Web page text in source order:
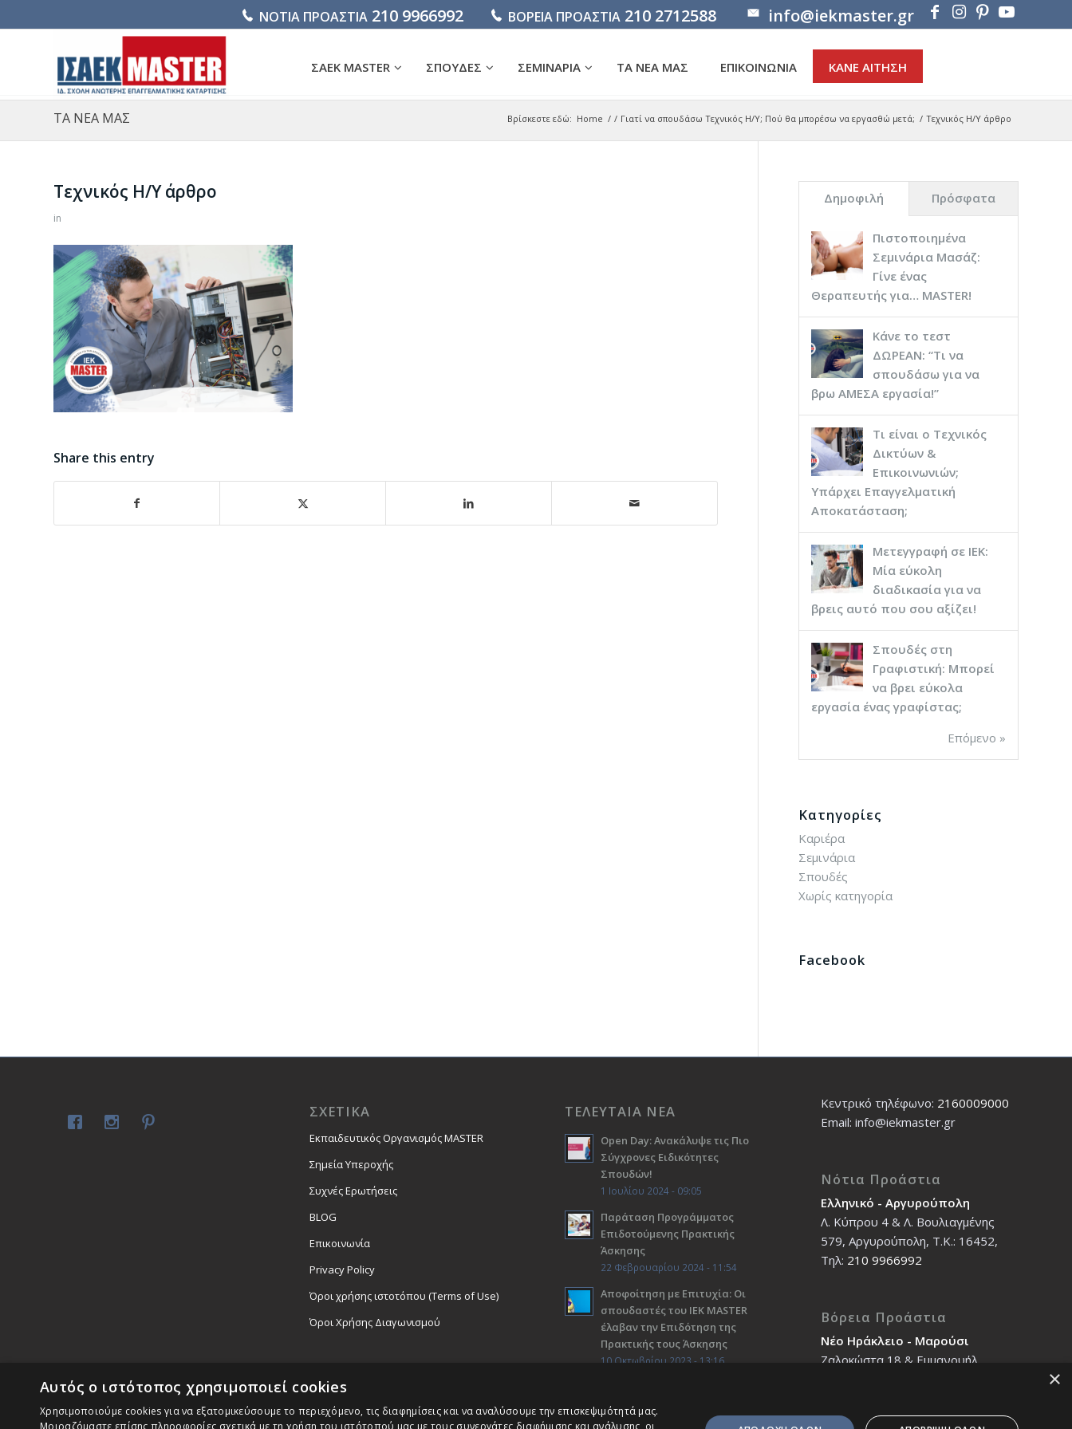
ΝΟΤΙΑ ΠΡΟΑΣΤΙΑ 210 9966992 ΒΟΡΕΙΑ ΠΡΟΑΣΤΙΑ 210 2712588 info@iekmaster.gr
ΣΑΕΚ MASTER ΣΠΟΥΔΕΣ ΣΕΜΙΝΑΡΙΑ ΤΑ ΝΕΑ ΜΑΣ ΕΠΙΚΟΙΝΩΝΙΑ ΚΑΝΕ ΑΙΤΗΣΗ
ΤΑ ΝΕΑ ΜΑΣ Βρίσκεστε εδώ: Home / / Γιατί να σπουδάσω Τεχνικός Η/Υ; Πού θα μπορέσω να εργασθώ μετά; / Τεχνικός Η/Υ άρθρο
Τεχνικός Η/Υ άρθρο
in
Share this entry
Δημοφιλή Πρόσφατα
Πιστοποιημένα
Σεμινάρια Μασάζ:
Γίνε ένας
Θεραπευτής για… ΜASTER!
Κάνε το τεστ
ΔΩΡΕΑΝ: “Τι να
σπουδάσω για να
βρω ΑΜΕΣΑ εργασία!”
Τι είναι ο Τεχνικός
Δικτύων &
Επικοινωνιών;
Υπάρχει Επαγγελματική
Αποκατάσταση;
Μετεγγραφή σε ΙΕΚ:
Μία εύκολη
διαδικασία για να
βρεις αυτό που σου αξίζει!
Σπουδές στη
Γραφιστική: Μπορεί
να βρει εύκολα
εργασία ένας γραφίστας;
Επόμενο »
Kατηγορίες
Καριέρα
Σεμινάρια
Σπουδές
Χωρίς κατηγορία
Facebook
ΣΧΕΤΙΚΑ
Εκπαιδευτικός Οργανισμός MASTER
Σημεία Υπεροχής
Συχνές Ερωτήσεις
BLOG
Επικοινωνία
Privacy Policy
Όροι χρήσης ιστοτόπου (Terms of Use)
Όροι Χρήσης Διαγωνισμού
ΤΕΛΕΥΤΑΙΑ ΝΕΑ
Open Day: Ανακάλυψε τις Πιο
Σύγχρονες Ειδικότητες
Σπουδών!
1 Ιουλίου 2024 - 09:05
Παράταση Προγράμματος
Επιδοτούμενης Πρακτικής
Άσκησης
22 Φεβρουαρίου 2024 - 11:54
Αποφοίτηση με Επιτυχία: Οι
σπουδαστές του ΙΕΚ ΜΑSTER
έλαβαν την Επιδότηση της
Πρακτικής τους Άσκησης
10 Οκτωβρίου 2023 - 13:16
Κεντρικό τηλέφωνο: 2160009000
Εmail: info@iekmaster.gr
Νότια Προάστια
Ελληνικό - Αργυρούπολη
Λ. Κύπρου 4 & Λ. Βουλιαγμένης
579, Αργυρούπολη, T.K.: 16452,
Τηλ: 210 9966992
Βόρεια Προάστια
Νέο Ηράκλειο - Μαρούσι
Ζαλοκώστα 18 & Εμμανουήλ
×
Αυτός ο ιστότοπος χρησιμοποιεί cookies
Χρησιμοποιούμε cookies για να εξατομικεύσουμε το περιεχόμενο, τις διαφημίσεις και να αναλύσουμε την επισκεψιμότητά μας.
Μοιραζόμαστε επίσης πληροφορίες σχετικά με τη χρήση του ιστότοπού μας με τους συνεργάτες διαφήμισης και ανάλυσης, οι